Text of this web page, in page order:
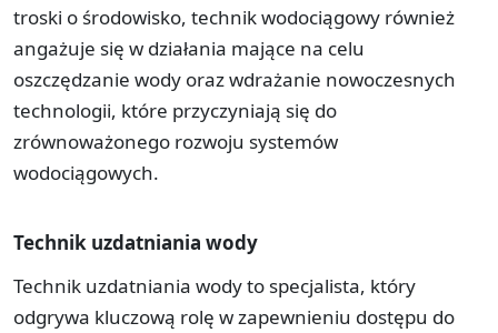
troski o środowisko, technik wodociągowy również
angażuje się w działania mające na celu
oszczędzanie wody oraz wdrażanie nowoczesnych
technologii, które przyczyniają się do
zrównoważonego rozwoju systemów
wodociągowych.
Technik uzdatniania wody
Technik uzdatniania wody to specjalista, który
odgrywa kluczową rolę w zapewnieniu dostępu do